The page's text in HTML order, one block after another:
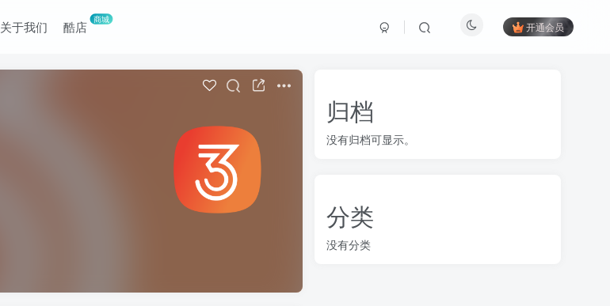
关于我们 酷店 商城
开通会员
归档
没有归档可显示。
分类
没有分类